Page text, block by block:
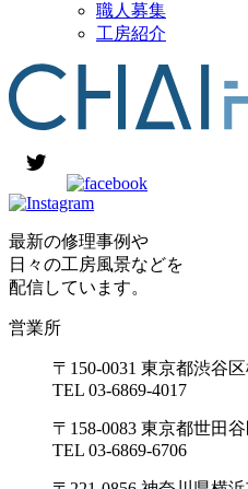
職人募集
工房紹介
最新の修理事例や
日々の工房風景などを
配信しています。
営業所
〒150-0031 東京都渋谷
TEL 03-6869-4017
〒158-0083 東京都世田
TEL 03-6869-6706